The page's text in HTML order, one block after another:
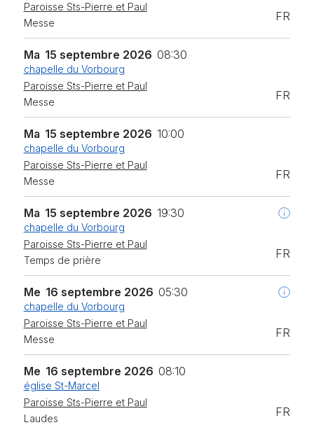
Paroisse Sts-Pierre et Paul
Messe
FR
Ma 15 septembre 2026 08:30
chapelle du Vorbourg
Paroisse Sts-Pierre et Paul
Messe
FR
Ma 15 septembre 2026 10:00
chapelle du Vorbourg
Paroisse Sts-Pierre et Paul
Messe
FR
Ma 15 septembre 2026 19:30
chapelle du Vorbourg
Paroisse Sts-Pierre et Paul
Temps de prière
FR
Me 16 septembre 2026 05:30
chapelle du Vorbourg
Paroisse Sts-Pierre et Paul
Messe
FR
Me 16 septembre 2026 08:10
église St-Marcel
Paroisse Sts-Pierre et Paul
Laudes
FR